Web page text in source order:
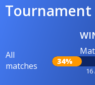
All
matches
34%
16